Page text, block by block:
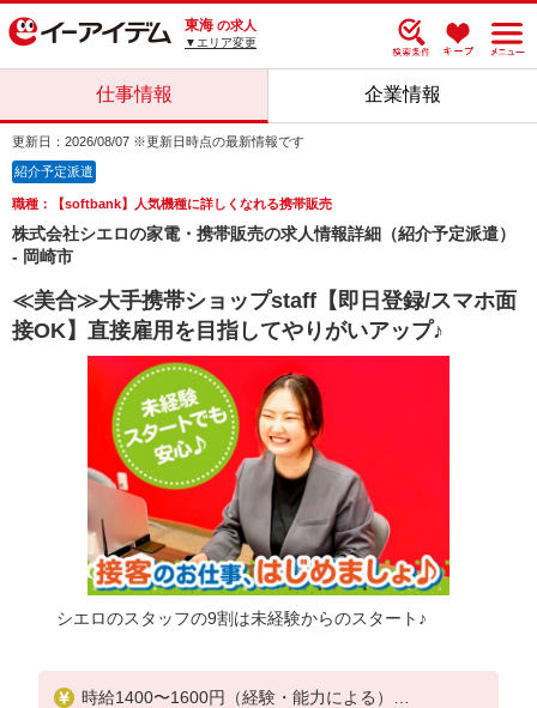
東海 の求人
▼エリア変更
仕事情報 企業情報
更新日：2026/08/07 ※更新日時点の最新情報です
紹介予定派遣
職種：【softbank】人気機種に詳しくなれる携帯販売
株式会社シエロの家電・携帯販売の求人情報詳細（紹介予定派遣）
- 岡崎市
≪美合≫大手携帯ショップstaff【即日登録/スマホ面
接OK】直接雇用を目指してやりがいアップ♪
シエロのスタッフの9割は未経験からのスタート♪
時給1400〜1600円（経験・能力による）